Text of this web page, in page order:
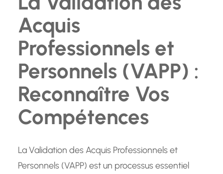
Acquis
Professionnels et
Personnels (VAPP) :
Reconnaître Vos
Compétences
La Validation des Acquis Professionnels et
Personnels (VAPP) est un processus essentiel